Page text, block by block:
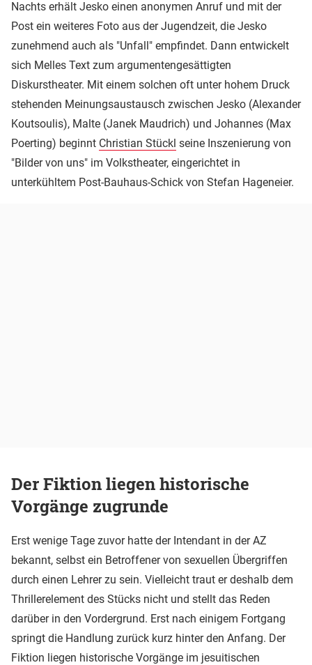
Nachts erhält Jesko einen anonymen Anruf und mit der
Post ein weiteres Foto aus der Jugendzeit, die Jesko
zunehmend auch als "Unfall" empfindet. Dann entwickelt
sich Melles Text zum argumentengesättigten
Diskurstheater. Mit einem solchen oft unter hohem Druck
stehenden Meinungsaustausch zwischen Jesko (Alexander
Koutsoulis), Malte (Janek Maudrich) und Johannes (Max
Poerting) beginnt Christian Stückl seine Inszenierung von
"Bilder von uns" im Volkstheater, eingerichtet in
unterkühltem Post-Bauhaus-Schick von Stefan Hageneier.
Der Fiktion liegen historische
Vorgänge zugrunde
Erst wenige Tage zuvor hatte der Intendant in der AZ
bekannt, selbst ein Betroffener von sexuellen Übergriffen
durch einen Lehrer zu sein. Vielleicht traut er deshalb dem
Thrillerelement des Stücks nicht und stellt das Reden
darüber in den Vordergrund. Erst nach einigem Fortgang
springt die Handlung zurück kurz hinter den Anfang. Der
Fiktion liegen historische Vorgänge im jesuitischen